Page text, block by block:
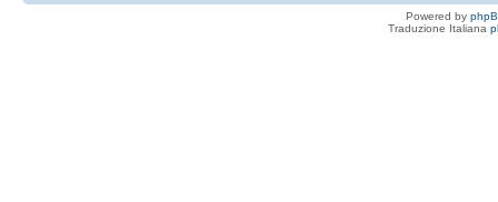
Powered by
Traduzione Italiana